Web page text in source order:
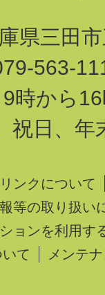
県三田市
563-
9時から
祝日、年
リンクについて
等の取り扱い
ョンを利用す
て
メンテ